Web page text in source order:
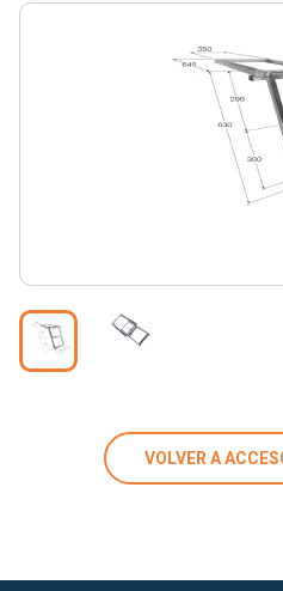
VOLVER A